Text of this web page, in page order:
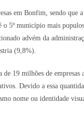
em Bonfim, sendo que
5º município mais
advém da
(9,8%).
19 milhões de
Devido a essa
nome ou identidade